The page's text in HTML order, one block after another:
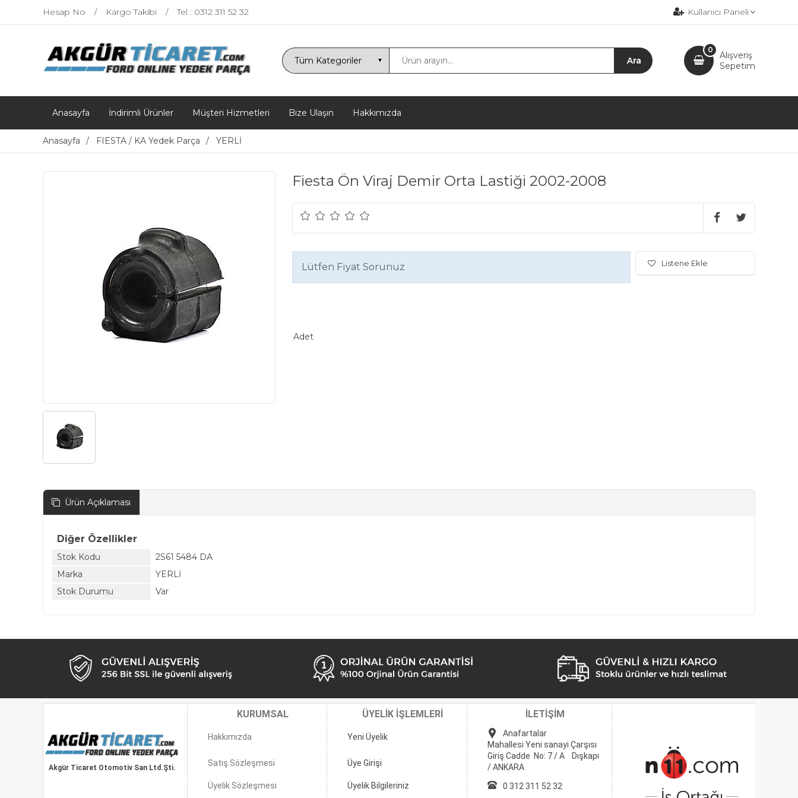
Hesap No Kargo Takibi Tel : 0312 311 52 32 Kullanıcı Paneli
Alışveriş
Sepetim
0
Anasayfa İndirimli Ürünler Müşteri Hizmetleri Bize Ulaşın Hakkımızda
Anasayfa FIESTA / KA Yedek Parça YERLİ
Fiesta Ön Viraj Demir Orta Lastiği 2002-2008
Lütfen Fiyat Sorunuz
Adet
Listene Ekle
Ürün Açıklaması
Diğer Özellikler
Stok Kodu
2S61 5484 DA
Marka
YERLİ
Stok Durumu
Var
Akgür Ticaret Otomotiv San Ltd.Şti.
KURUMSAL ÜYELİK İŞLEMLERİ İLETİŞİM
Hakkımızda Yeni Üyelik
Anafartalar
Mahallesi Yeni sanayi Çarşısı
Giriş Cadde No: 7 / A Dışkapı
/ ANKARA
Satış Sözleşmesi Üye Girişi
Üyelik Sözleşmesi Üyelik Bilgileriniz 0 312 311 52 32